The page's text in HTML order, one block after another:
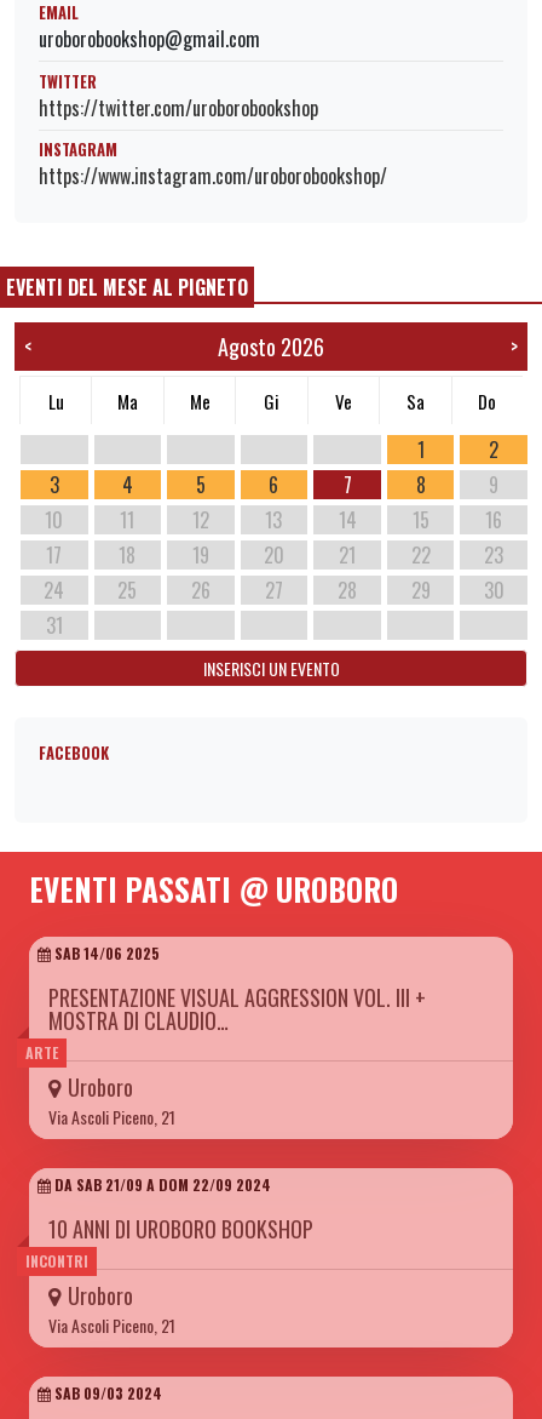
EMAIL
uroborobookshop@gmail.com
TWITTER
https://twitter.com/uroborobookshop
INSTAGRAM
https://www.instagram.com/uroborobookshop/
EVENTI DEL MESE AL PIGNETO
< Agosto 2026 >
Lu Ma Me Gi Ve Sa Do
1
2
3
4 5 6 7 8
9
10
11 12 13 14 15
16
17
18 19 20 21 22
23
24
25 26 27 28 29
30
31
INSERISCI UN EVENTO
FACEBOOK
EVENTI PASSATI @ UROBORO
ARTE
SAB 14/06 2025
PRESENTAZIONE VISUAL AGGRESSION VOL. III +
MOSTRA DI CLAUDIO…
Uroboro
Via Ascoli Piceno, 21
INCONTRI
DA SAB 21/09 A DOM 22/09 2024
10 ANNI DI UROBORO BOOKSHOP
Uroboro
Via Ascoli Piceno, 21
SAB 09/03 2024